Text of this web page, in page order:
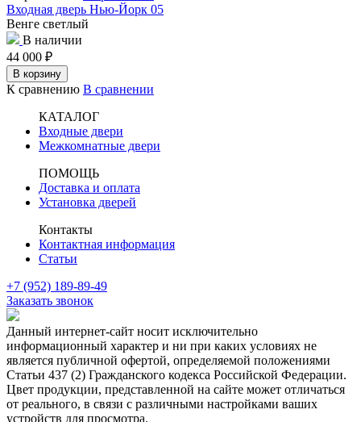
Входная дверь Нью-Йорк 05
Венге светлый
В наличии
44 000 ₽
В корзину
К сравнению В сравнении
КАТАЛОГ
Входные двери
Межкомнатные двери
ПОМОЩЬ
Доставка и оплата
Установка дверей
Контакты
Контактная информация
Статьи
+7 (952) 189-89-49
Заказать звонок
Данный интернет-сайт носит исключительно
информационный характер и ни при каких условиях не
является публичной офертой, определяемой положениями
Статьи 437 (2) Гражданского кодекса Российской Федерации.
Цвет продукции, представленной на сайте может отличаться
от реального, в связи с различными настройками ваших
устройств для просмотра.